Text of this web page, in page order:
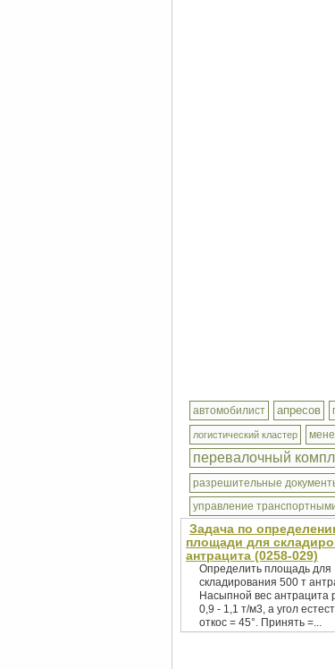
автомобилист апресов
логистический кластер
перевалочный
разрешительные
управление
Задача по
площади для
антрацита (0258-029)
Определить площадь для
складирования 500 т
Насыпной вес антрацита
0,9 - 1,1 т/м3, а угол
откос = 45°. Принять =...